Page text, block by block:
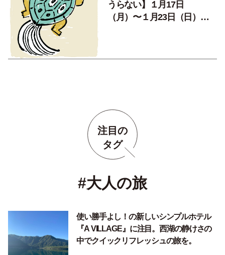
うらない】１月17日
（月）〜１月23日（日）今
注目の
タグ
#大人の旅
使い勝手よし！の新しいシンプルホテル
『A VILLAGE』に注目。西湖の静けさの
中でクイックリフレッシュの旅を。